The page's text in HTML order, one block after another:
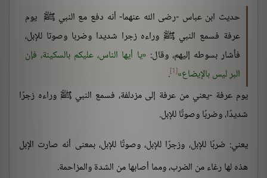
حديث ابن عباس -رضى الله عنهما- أنه دفع مع النبي ﷺ يوم
عرفة فسمع النبي ﷺ وراءه زجرا شديدا وضربا وصوتا للإبل،
فأشار بسوطه إليهم، وقال: يا أيها الناس، عليكم بالسكينة، فإن
البر ليس بالإيضاع [1]
.
يوم عرفة -يعني من عرفة إلى مزدلفة، فسمع النبي ﷺ وراءه زجرًا
شديدًا، وضربًا وصوتًا للإبل.
يعني: ضربًا للإبل، وزجرًا للإبل، وصوتًا للإبل، بمعنى أنه صارت الإبل
هذه لها رغاء من الضرب، ومما أصابها من الشدة والمزاحمة.